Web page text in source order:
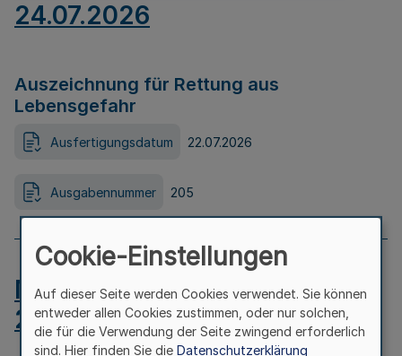
24.07.2026
Auszeichnung für Rettung aus
Lebensgefahr
Ausfertigungsdatum 22.07.2026
Ausgabennummer 205
MB.NRW 2026 Nr. 204 vom
24.07.2026
Cookie-Einstellungen
Auf dieser Seite werden Cookies verwendet. Sie können
entweder allen Cookies zustimmen, oder nur solchen,
die für die Verwendung der Seite zwingend erforderlich
sind. Hier finden Sie die Datenschutzerklärung